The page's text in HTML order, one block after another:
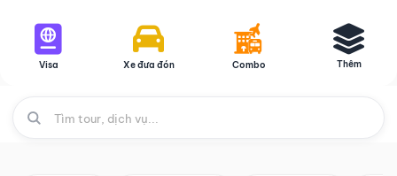
Visa Xe đưa đón Combo Thêm